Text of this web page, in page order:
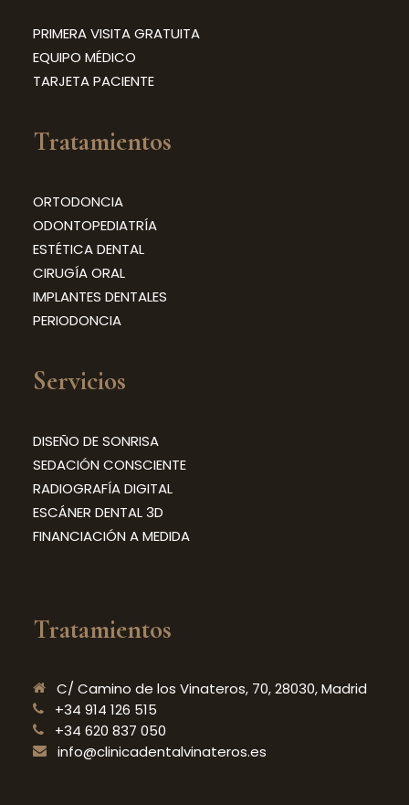
PRIMERA VISITA GRATUITA
EQUIPO MÉDICO
TARJETA PACIENTE
Tratamientos
ORTODONCIA
ODONTOPEDIATRÍA
ESTÉTICA DENTAL
CIRUGÍA ORAL
IMPLANTES DENTALES
PERIODONCIA
Servicios
DISEÑO DE SONRISA
SEDACIÓN CONSCIENTE
RADIOGRAFÍA DIGITAL
ESCÁNER DENTAL 3D
FINANCIACIÓN A MEDIDA
Tratamientos
C/ Camino de los Vinateros, 70, 28030, Madrid
+34 914 126 515
+34 620 837 050
info@clinicadentalvinateros.es